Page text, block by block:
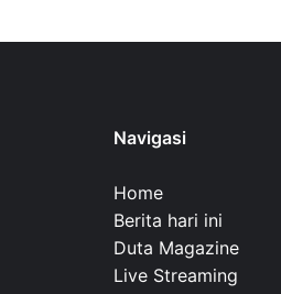
Navigasi
Home
Berita hari ini
Duta Magazine
Live Streaming